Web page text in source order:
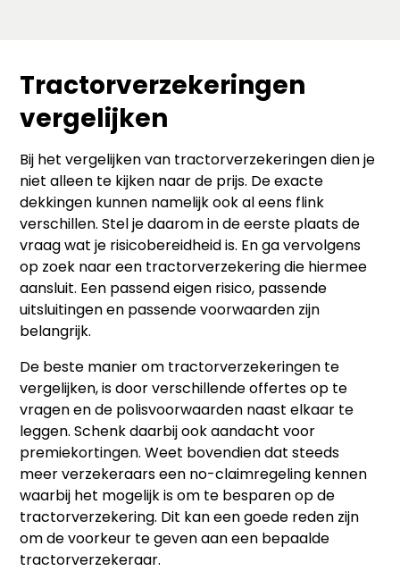
Tractorverzekeringen
vergelijken
Bij het vergelijken van tractorverzekeringen dien je
niet alleen te kijken naar de prijs. De exacte
dekkingen kunnen namelijk ook al eens flink
verschillen. Stel je daarom in de eerste plaats de
vraag wat je risicobereidheid is. En ga vervolgens
op zoek naar een tractorverzekering die hiermee
aansluit. Een passend eigen risico, passende
uitsluitingen en passende voorwaarden zijn
belangrijk.
De beste manier om tractorverzekeringen te
vergelijken, is door verschillende offertes op te
vragen en de polisvoorwaarden naast elkaar te
leggen. Schenk daarbij ook aandacht voor
premiekortingen. Weet bovendien dat steeds
meer verzekeraars een no-claimregeling kennen
waarbij het mogelijk is om te besparen op de
tractorverzekering. Dit kan een goede reden zijn
om de voorkeur te geven aan een bepaalde
tractorverzekeraar.